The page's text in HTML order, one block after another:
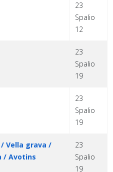
23
Spalio
12
23
Spalio
19
23
Spalio
19
Vella grava /
/ Avotins
23
Spalio
19